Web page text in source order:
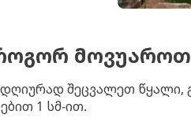
შეცვალეთ წყალი,
1 სმ-ით.